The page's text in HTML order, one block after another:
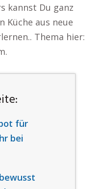
kannst Du ganz
Küche aus neue
Thema hier:
für
bei